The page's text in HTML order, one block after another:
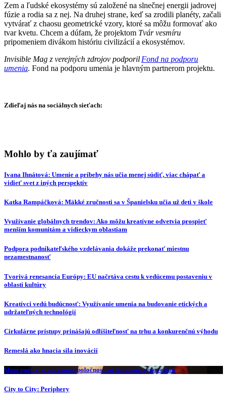
Zem a ľudské ekosystémy sú založené na slnečnej energii jadrovej
fúzie a rodia sa z nej. Na druhej strane, keď sa zrodili planéty, začali
vytvárať z chaosu geometrické vzory, ktoré sa môžu formovať ako
tvar kvetu. Chcem a dúfam, že projektom Tvár vesmíru
pripomeniem divákom históriu civilizácií a ekosystémov.
Invisible Mag z verejných zdrojov podporil Fond na podporu
umenia. Fond na podporu umenia je hlavným partnerom projektu.
Zdieľaj nás na sociálnych sieťach:
Mohlo by ťa zaujímať
Ivana Ihnátová: Umenie a príbehy nás učia menej súdiť, viac chápať a
vidieť svet z iných perspektív
Katka Rampáčková: Mäkké zručnosti sa v Španielsku učia už deti v škole
Využívanie globálnych trendov: Ako môžu kreatívne odvetvia prospieť
menším komunitám a vidieckym oblastiam
Podpora podnikateľského vzdelávania dokáže prekonať miestnu
nezamestnanosť
Tvorivá renesancia Európy: EU načrtáva cestu k vedúcemu postaveniu v
oblasti kultúry
Kreatívci vedú budúcnosť: Využívanie umenia na budovanie etických a
udržateľných technológií
Cirkulárne prístupy prinášajú odlíšiteľnosť na trhu a konkurenčnú výhodu
Remeslá ako hnacia sila inovácií
Slam poetry je odrazom spoločnosti aj intímnou výpoveďou
City to City: Periphery